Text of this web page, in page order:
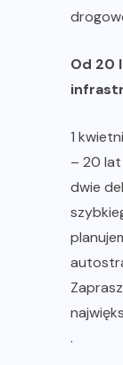
Od 20
1
– 20 lat
dwie
.